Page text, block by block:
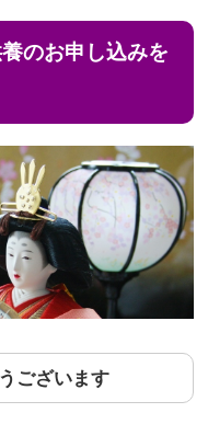
ございます